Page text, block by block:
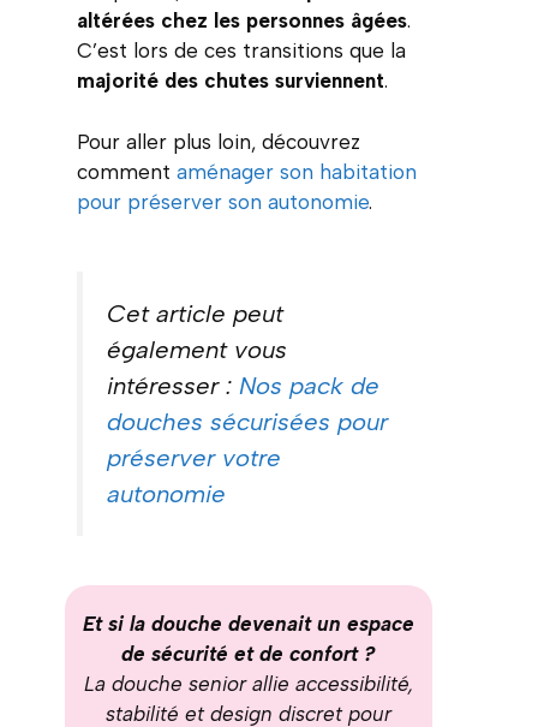
altérées chez les personnes âgées.
C’est lors de ces transitions que la
majorité des chutes surviennent.
Pour aller plus loin, découvrez
comment aménager son habitation
pour préserver son autonomie.
Cet article peut
également vous
intéresser : Nos pack de
douches sécurisées pour
préserver votre
autonomie
Et si la douche devenait un espace
de sécurité et de confort ?
La douche senior allie accessibilité,
stabilité et design discret pour